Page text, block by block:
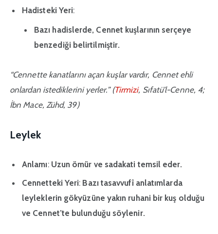
Hadisteki Yeri:
Bazı hadislerde, Cennet kuşlarının serçeye
benzediği belirtilmiştir.
“Cennette kanatlarını açan kuşlar vardır, Cennet ehli
onlardan istediklerini yerler.” (Tirmizi, Sıfatü’l-Cenne, 4;
İbn Mace, Zühd, 39)
Leylek
Anlamı: Uzun ömür ve sadakati temsil eder.
Cennetteki Yeri: Bazı tasavvufî anlatımlarda
leyleklerin gökyüzüne yakın ruhani bir kuş olduğu
ve Cennet’te bulunduğu söylenir.